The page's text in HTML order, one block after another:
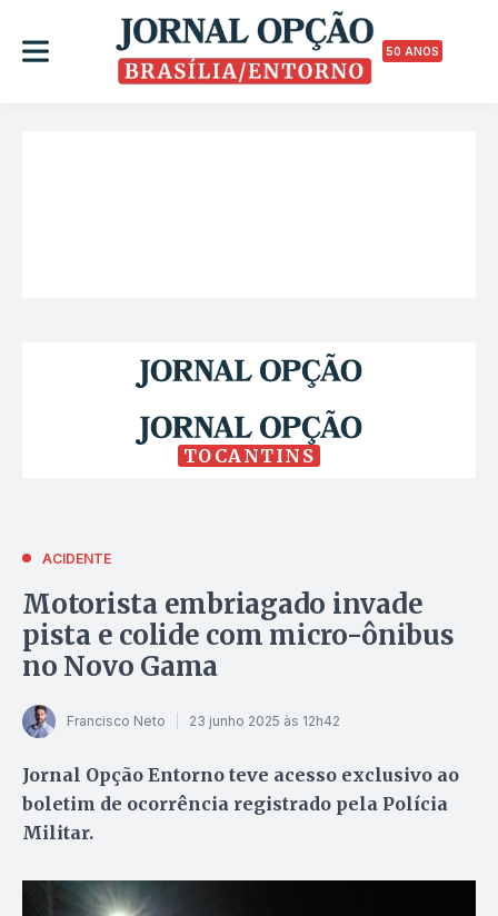
50 ANOS
TOCANTINS
ACIDENTE
Motorista embriagado invade
pista e colide com micro-ônibus
no Novo Gama
Francisco Neto 23 junho 2025 às 12h42
Jornal Opção Entorno teve acesso exclusivo ao
boletim de ocorrência registrado pela Polícia
Militar.